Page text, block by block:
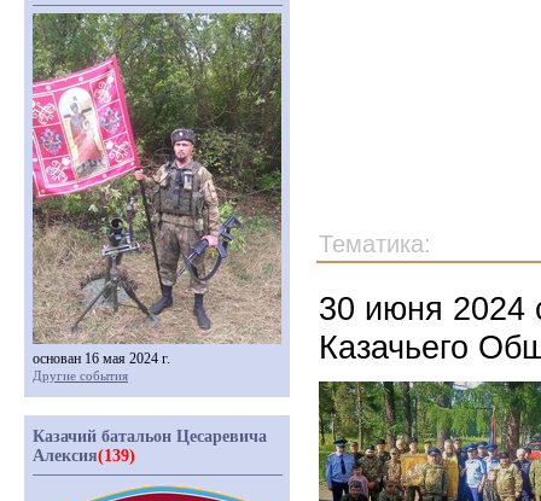
Тематика:
30 июня 2024
Казачьего
основан 16 мая 2024 г.
Другие события
Казачий батальон Цесаревича
Алексия(139)